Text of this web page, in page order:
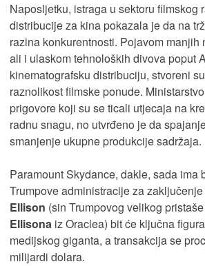
Naposljetku, istraga u sektoru filmskog
distribucije za kina pokazala je da na
razina konkurentnosti. Pojavom manjih
ali i ulaskom tehnoloških divova poput
kinematografsku distribuciju, stvoreni
raznolikost filmske ponude.
prigovore koji su se ticali utjecaja na
radnu snagu, no utvrđeno je da
smanjenje ukupne produkcije sadržaja.
Paramount Skydance, dakle, sada ima
Trumpove administracije za
Ellison (sin Trumpovog velikog
Ellisona iz Oraclea) bit će ključna
medijskog giganta, a transakcija se
milijardi dolara.